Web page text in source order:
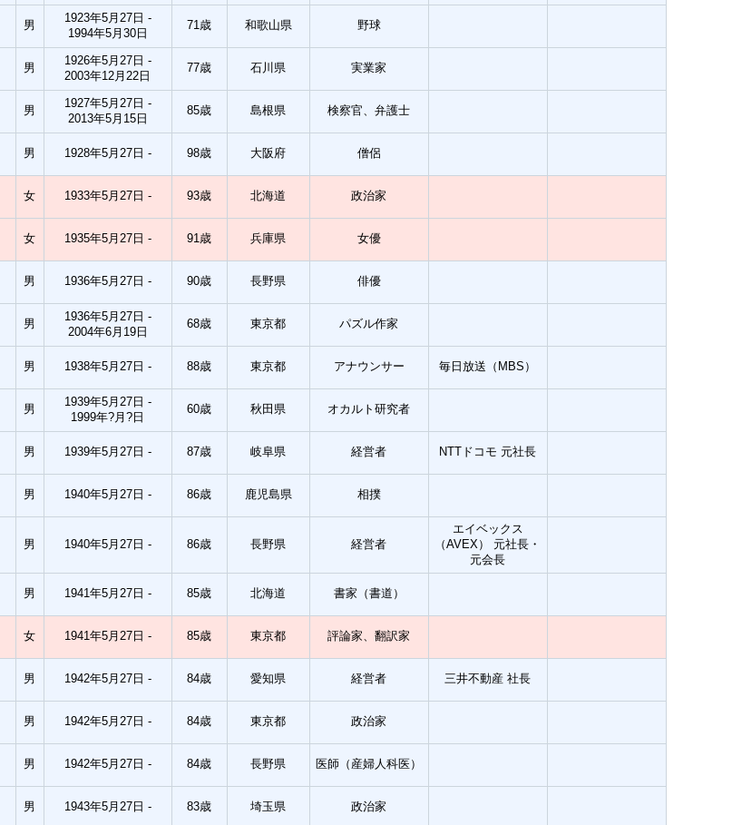
男
1923年5月27日 -
1994年5月30日
71歳 和歌山県 野球
男
1926年5月27日 -
2003年12月22日
77歳 石川県 実業家
男
1927年5月27日 -
2013年5月15日
85歳 島根県 検察官、弁護士
男 1928年5月27日 - 98歳 大阪府 僧侶
女 1933年5月27日 - 93歳 北海道 政治家
女 1935年5月27日 - 91歳 兵庫県 女優
男 1936年5月27日 - 90歳 長野県 俳優
男
1936年5月27日 -
2004年6月19日
68歳 東京都 パズル作家
男 1938年5月27日 - 88歳 東京都 アナウンサー 毎日放送（MBS）
男
1939年5月27日 -
1999年?月?日
60歳 秋田県 オカルト研究者
男 1939年5月27日 - 87歳 岐阜県 経営者 NTTドコモ 元社長
男 1940年5月27日 - 86歳 鹿児島県 相撲
男 1940年5月27日 - 86歳 長野県 経営者
エイベックス
（AVEX） 元社長・
元会長
男 1941年5月27日 - 85歳 北海道 書家（書道）
女 1941年5月27日 - 85歳 東京都 評論家、翻訳家
男 1942年5月27日 - 84歳 愛知県 経営者 三井不動産 社長
男 1942年5月27日 - 84歳 東京都 政治家
男 1942年5月27日 - 84歳 長野県 医師（産婦人科医）
男 1943年5月27日 - 83歳 埼玉県 政治家